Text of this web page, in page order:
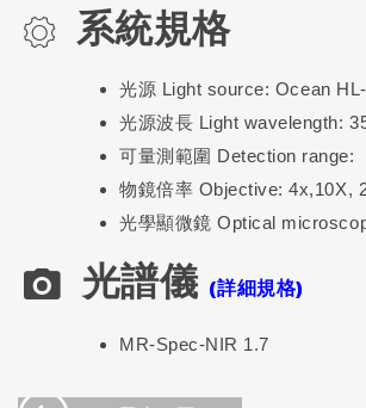
系統規格
光源 Light source: Ocean
光源波長 Light wavelength:
可量測範圍 Detection range:
物鏡倍率 Objective: 4x,10X,
光學顯微鏡 Optical
光譜儀 (詳細規格)
MR-Spec-NIR 1.7